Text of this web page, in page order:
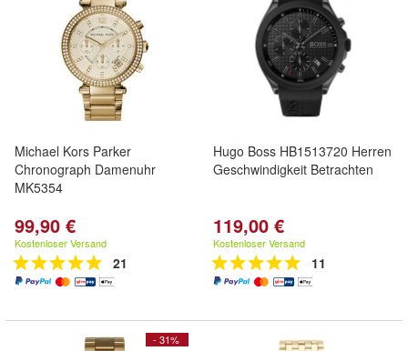
Michael Kors Parker
Chronograph Damenuhr
MK5354
99,90 €
Kostenloser Versand
21
Hugo Boss HB1513720 Herren
Geschwindigkeit Betrachten
119,00 €
Kostenloser Versand
11
- 31%